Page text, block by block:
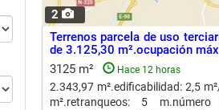
2
Terrenos parcela de uso
de 3.125,30 m².ocupación
3125 m²
Hace 12 horas
2.343,97 m².edificabilidad: 2,5
m².retranqueos: 5